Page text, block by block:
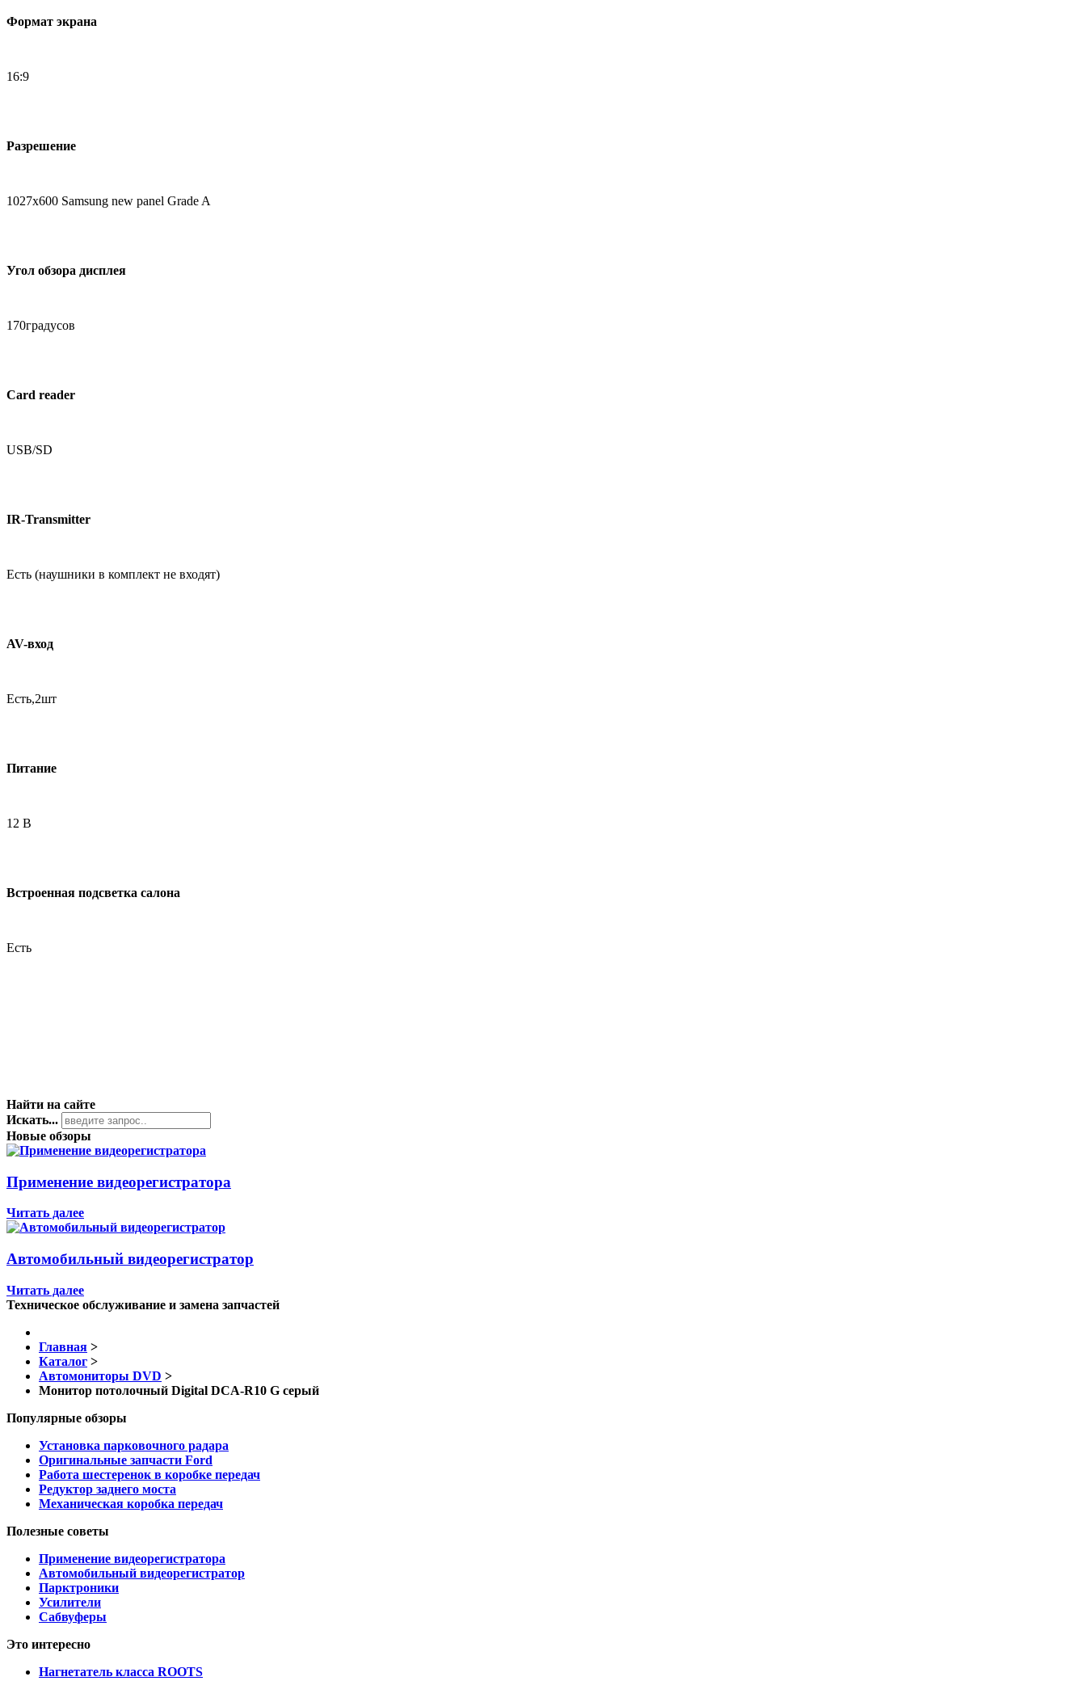
Формат экрана
16:9
Разрешение
1027x600 Samsung new panel Grade A
Угол обзора дисплея
170градусов
Card reader
USB/SD
IR-Transmitter
Есть (наушники в комплект не входят)
AV-вход
Есть,2шт
Питание
12 В
Встроенная подсветка салона
Есть
Найти на сайте
Искать...
Новые обзоры
Применение видеорегистратора
Читать далее
Автомобильный видеорегистратор
Читать далее
Техническое обслуживание и замена запчастей
Главная >
Каталог >
Автомониторы DVD >
Монитор потолочный Digital DCA-R10 G серый
Популярные обзоры
Установка парковочного радара
Оригинальные запчасти Ford
Работа шестеренок в коробке передач
Редуктор заднего моста
Механическая коробка передач
Полезные советы
Применение видеорегистратора
Автомобильный видеорегистратор
Парктроники
Усилители
Cабвуферы
Это интересно
Нагнетатель класса ROOTS